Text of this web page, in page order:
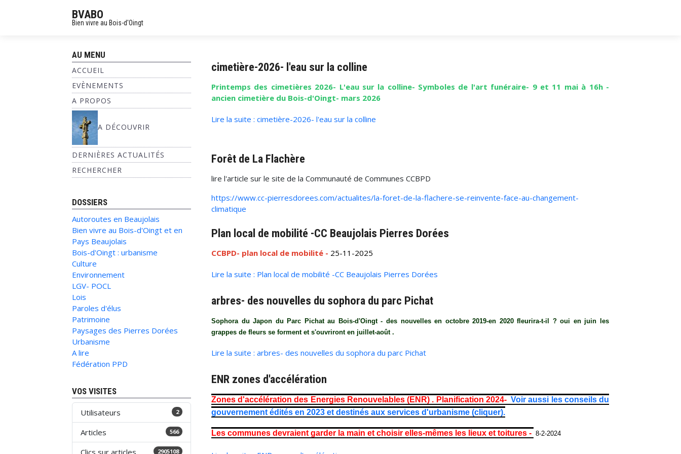
BVABO
Bien vivre au Bois-d'Oingt
AU MENU
ACCUEIL
EVÈNEMENTS
A PROPOS
A DÉCOUVRIR
DERNIÈRES ACTUALITÉS
RECHERCHER
DOSSIERS
Autoroutes en Beaujolais
Bien vivre au Bois-d'Oingt et en
Pays Beaujolais
Bois-d'Oingt : urbanisme
Culture
Environnement
LGV- POCL
Lois
Paroles d'élus
Patrimoine
Paysages des Pierres Dorées
Urbanisme
A lire
Fédération PPD
VOS VISITES
Utilisateurs 2
Articles 566
Clics sur articles 2905108
cimetière-2026- l'eau sur la colline
Printemps des cimetières 2026- L'eau sur la colline- Symboles de l'art funéraire- 9 et 11 mai à 16h -
ancien cimetière du Bois-d'Oingt- mars 2026
Lire la suite : cimetière-2026- l'eau sur la colline
Forêt de La Flachère
lire l'article sur le site de la Communauté de Communes CCBPD
https://www.cc-pierresdorees.com/actualites/la-foret-de-la-flachere-se-reinvente-face-au-changement-
climatique
Plan local de mobilité -CC Beaujolais Pierres Dorées
CCBPD- plan local de mobilité - 25-11-2025
Lire la suite : Plan local de mobilité -CC Beaujolais Pierres Dorées
arbres- des nouvelles du sophora du parc Pichat
Sophora du Japon du Parc Pichat au Bois-d'Oingt - des nouvelles en octobre 2019-en 2020 fleurira-t-il ? oui en juin les
grappes de fleurs se forment et s'ouvriront en juillet-août .
Lire la suite : arbres- des nouvelles du sophora du parc Pichat
ENR zones d'accélération
Zones d'accélération des Energies Renouvelables (ENR) . Planification 2024-Voir aussi les conseils du
gouvernement édités en 2023 et destinés aux services d'urbanisme (cliquer).
Les communes devraient garder la main et choisir elles-mêmes les lieux et toitures - 8-2-2024